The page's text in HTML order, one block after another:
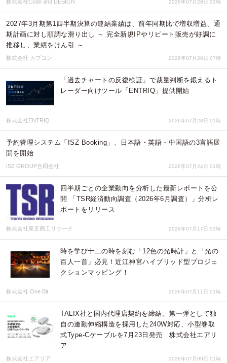
株式会社Code and DESIGN 2026年07月29日 03時
2027年3月期第1四半期決算の連結業績は、前年同期比で増収増益、通
期計画に対し順調な滑り出し ～ 完全新規IPやリピート販売が好調に
推移し、業績をけん引 ～
株式会社 カプコン 2026年07月28日 07時
「過去チャートの反復検証」で裁量判断を鍛えるト
レーダー向けツール「ENTRIQ」提供開始
株式会社ENTRIQ 2026年07月28日 01時
予約管理システム「ISZ Booking」、日本語・英語・中国語の3言語展
開を開始
ISZ GROUP合同会社 2026年07月24日 01時
四半期ごとの企業動向を分析した最新レポートを公
開 「TSR経済動向調査（2026年6月調査）」分析レ
ポートをリリース
株式会社東京商工リサーチ 2026年07月17日 03時
時を学び十二の時を刻む「12色の光時計」と「光の
百人一首」必見！近江神宮ハイブリッド型プロジェ
クションマッピング！
株式会社 One Bit 2026年07月11日 01時
TALIX社と国内代理店契約を締結。第一弾として独
自の連動伸縮構造を採用した240W対応、小型巻取
式Type-Cケーブルを7月23日発売 株式会社エアリ
ア
株式会社エアリア 2026年07月09日 01時